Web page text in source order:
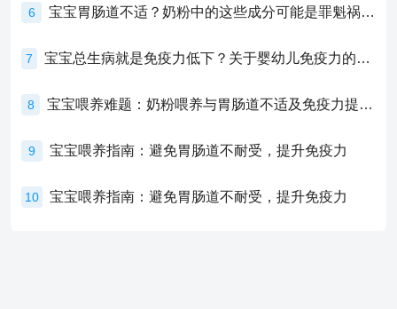
6 宝宝胃肠道不适？奶粉中的这些成分可能是罪魁祸首！
7 宝宝总生病就是免疫力低下？关于婴幼儿免疫力的真相，家长必须了解！
8 宝宝喂养难题：奶粉喂养与胃肠道不适及免疫力提升的奥秘
9 宝宝喂养指南：避免胃肠道不耐受，提升免疫力
10 宝宝喂养指南：避免胃肠道不耐受，提升免疫力